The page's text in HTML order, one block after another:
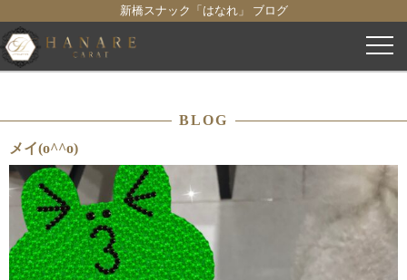
新橋スナック「はなれ」 ブログ
コ
ン
ツ
キ
BLOG
メイ(o^^o)